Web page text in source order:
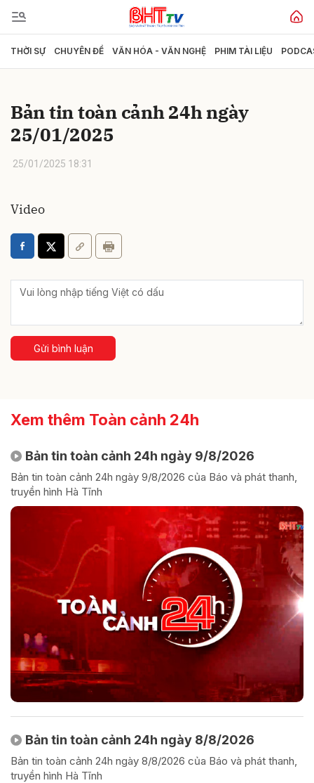
THỜI SỰ CHUYÊN ĐỀ VĂN HÓA - VĂN NGHỆ PHIM TÀI LIỆU
Bản tin toàn cảnh 24h ngày
25/01/2025
25/01/2025 18:31
Video
Gửi bình luận
Xem thêm Toàn cảnh 24h
Bản tin toàn cảnh 24h ngày 9/8/2026
Bản tin toàn cảnh 24h ngày 9/8/2026 của Báo và phát thanh,
truyền hình Hà Tĩnh
Bản tin toàn cảnh 24h ngày 8/8/2026
Bản tin toàn cảnh 24h ngày 8/8/2026 của Báo và phát thanh,
truyền hình Hà Tĩnh
Gửi bình luận